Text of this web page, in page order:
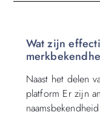
Wat zijn
Naast het delen
platform Er zijn